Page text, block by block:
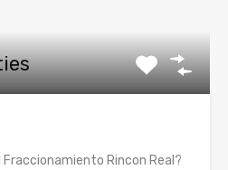
Rincon Real?